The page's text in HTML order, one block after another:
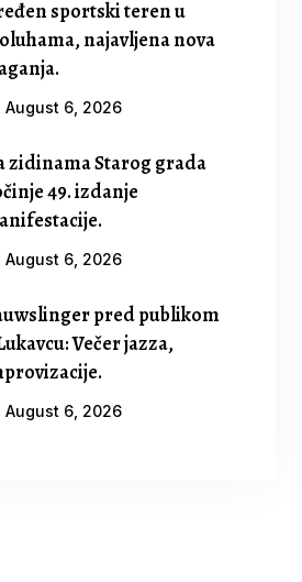
sportski teren u
najavljena nova
August 6, 2026
zidinama Starog grada
49. izdanje
August 6, 2026
pred publikom
Večer jazza,
August 6, 2026